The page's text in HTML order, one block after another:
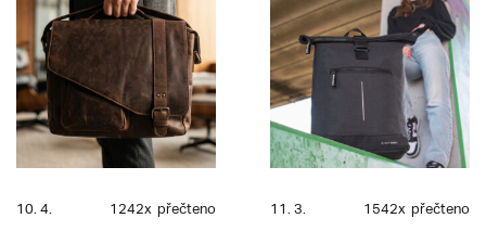
10. 4. 1242x přečteno 11. 3. 1542x přečteno